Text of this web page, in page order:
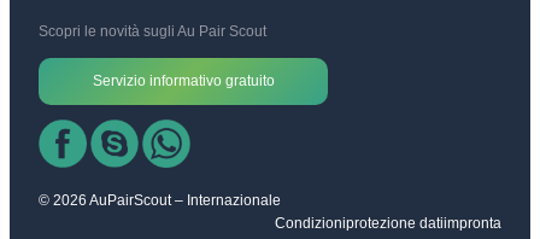
Scopri le novità sugli Au Pair Scout
Servizio informativo gratuito
© 2026 AuPairScout – Internazionale
Condizioniprotezione datiimpronta